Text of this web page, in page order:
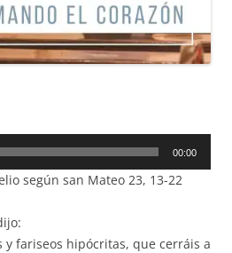
00:00
según san Mateo 23, 13-22
y fariseos hipócritas, que cerráis a